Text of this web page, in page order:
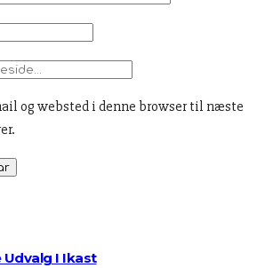
og websted i denne browser til næste
Udvalg I Ikast